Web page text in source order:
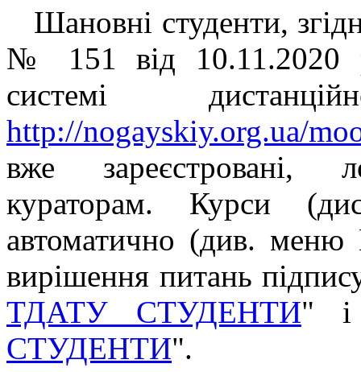
Шановні студенти,
№ 151 від 10.11.2020
системі
http://nogayskiy.org.ua/
вже зареєстровані,
кураторам. Курси
автоматично (див.
вирішення питань
ТДАТУ СТУДЕНТИ" і
СТУДЕНТИ".